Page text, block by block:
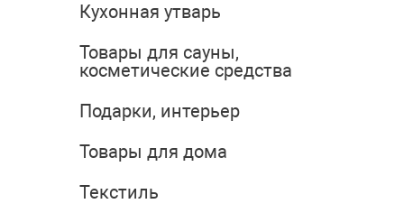
Кухонная утварь
Товары для сауны,
косметические средства
Подарки, интерьер
Товары для дома
Текстиль